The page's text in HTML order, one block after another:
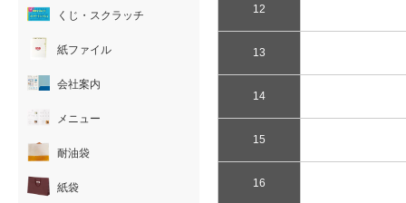
12
13
14
15
16
くじ・スクラッチ
紙ファイル
会社案内
メニュー
耐油袋
紙袋